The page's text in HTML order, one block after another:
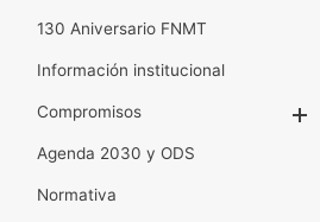
130 Aniversario FNMT
Información institucional
Compromisos
Agenda 2030 y ODS
Normativa